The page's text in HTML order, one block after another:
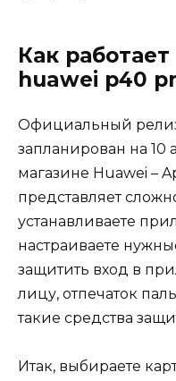
Как
huawei p40
Официальный
запланирован на 10
магазине Huawei –
представляет
устанавливаете
настраиваете
защитить вход в
лицу, отпечаток
такие средства
Итак, выбираете